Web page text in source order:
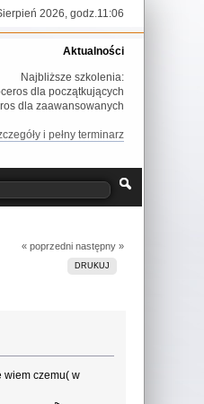
2026, godz.11:06
Aktualności
Najbliższe szkolenia:
dla początkujących
dla zaawansowanych
i pełny terminarz
« poprzedni następny »
DRUKUJ
wiem czemu( w